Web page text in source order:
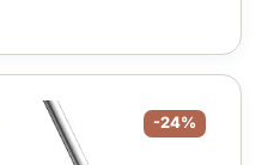
-24%